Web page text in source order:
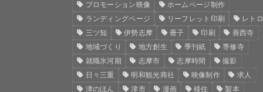
プロモーション映像
ホームページ制作
ランディングページ
リーフレット印刷
レトロ
三ツ知
伊勢志摩 冊子 印刷
善西寺
地域づくり
地方創生 季刊紙
専修寺
就職氷河期
志摩市 志摩時間
撮影
日々三重
明和観光商社 映像制作
求人
津のほん
津市 漫画 移住 製本